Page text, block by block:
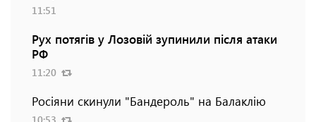
11:51
Рух потягів у Лозовій зупинили після атаки
РФ
11:20
Росіяни скинули "Бандероль" на Балаклію
10:53